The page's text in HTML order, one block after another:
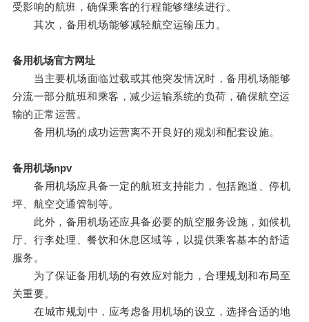
受影响的航班，确保乘客的行程能够继续进行。
其次，备用机场能够减轻航空运输压力。
备用机场官方网址
当主要机场面临过载或其他突发情况时，备用机场能够
分流一部分航班和乘客，减少运输系统的负荷，确保航空运
输的正常运营。
备用机场的成功运营离不开良好的规划和配套设施。
备用机场npv
备用机场应具备一定的航班支持能力，包括跑道、停机
坪、航空交通管制等。
此外，备用机场还应具备必要的航空服务设施，如候机
厅、行李处理、餐饮和休息区域等，以提供乘客基本的舒适
服务。
为了保证备用机场的有效应对能力，合理规划和布局至
关重要。
在城市规划中，应考虑备用机场的设立，选择合适的地